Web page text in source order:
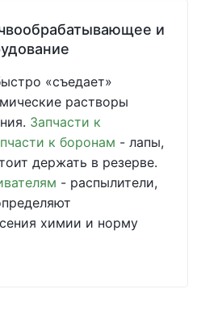
и
«съедает»
растворы
Запчасти к
к боронам - лапы,
держать в резерве.
- распылители,
химии и норму